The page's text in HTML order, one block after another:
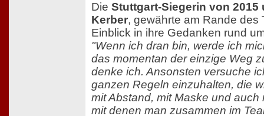
Die Stuttgart-Siegerin von 2015
Kerber, gewährte am Rande des
Einblick in ihre Gedanken rund
"Wenn ich dran bin, werde ich
das momentan der einzige Weg
denke ich. Ansonsten versuche
ganzen Regeln einzuhalten, die
mit Abstand, mit Maske und auch
mit denen man zusammen im